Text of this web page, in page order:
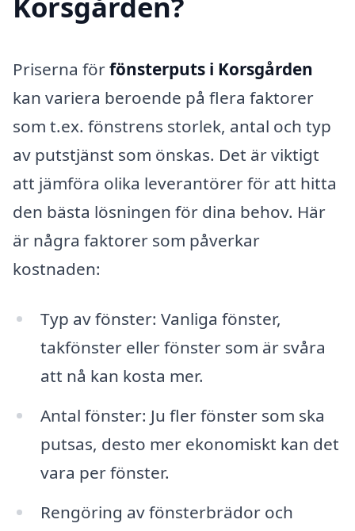
Priserna förfönsterputs i Korsgården
kan variera beroende på flera faktorer
som t.ex. fönstrens storlek, antal och typ
av putstjänst som önskas. Det är viktigt
att jämföra olika leverantörer för att hitta
den bästa lösningen för dina behov. Här
är några faktorer som påverkar
kostnaden:
Typ av fönster: Vanliga fönster,
takfönster eller fönster som är svåra
att nå kan kosta mer.
Antal fönster: Ju fler fönster som ska
putsas, desto mer ekonomiskt kan det
vara per fönster.
Rengöring av fönsterbrädor och